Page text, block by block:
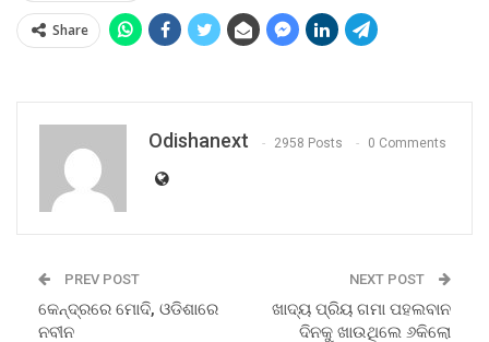
Share
Odishanext 2958 Posts 0 Comments
PREV POST
କେନ୍ଦ୍ରରେ ମୋଦି, ଓଡିଶାରେ
ନବୀନ
NEXT POST
ଖାଦ୍ୟ ପ୍ରିୟ ଗମା ପହଲବାନ
ଦିନକୁ ଖାଉଥିଲେ ୬କିଲୋ